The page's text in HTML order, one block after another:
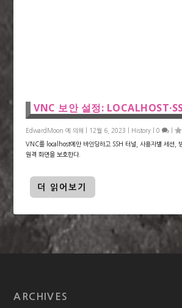
VNC 보안 설정:
EdwardMoon 에 의해 | 12월 6, 2023 History |0 |
VNC를 localhost에만 바인딩하고 SSH 터널, 사용자별 세션,
원격 화면을 보호한다.
더 읽어보기
ARCHIVES